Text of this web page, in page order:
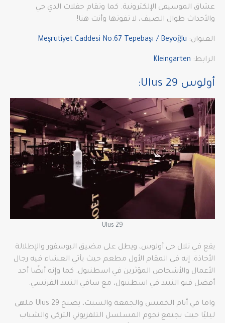
عشاق الموسيقى الإلكترونية. كما وتقام حفلات الدي جي
والأحداث طوال الصيف، لا تفوتها وأنت هنا!
العنوان: Meşrutiyet Caddesi No.67 Tepebaşı / Beyoğlu
الرابط: Kleingarten
أولوس Ulus 29:
Ulus 29
يقع في تلال حي أولوس، ويطل على مضيق البوسفور والإطلالة
الأخاذة. إنه في المقام الأول مطعم حيث يأتي العشاء فيه رجال
الأعمال والأشخاص المؤثرين في اسطنبول. كما وإنه أيضًا أحد
أفضل قبو النبيذ في اسطنبول، مع ساقي النبيذ الفرنسي.
واما في أيام الخميس والجمعة والسبت، يصبح 29 Ulus ملهى
ليليًا حيث يجتمع نجوم المسلسل التلفزيوني التركي والشباب